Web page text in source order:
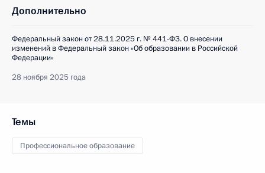
Дополнительно
Федеральный закон от 28.11.2025 г. № 441-ФЗ. О внесении
изменений в Федеральный закон «Об образовании в Российской
Федерации»
28 ноября 2025 года
Темы
Профессиональное образование